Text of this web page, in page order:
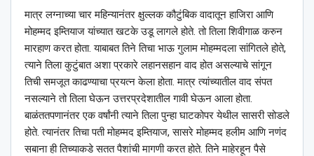
मात्र लग्नाच्या चार महिन्यानंतर क्षुल्लक कौटुंबिक वादातून हाजिरा आणि
मोहम्मद इम्तियाज यांच्यात खटके उडू लागले होते. तो तिला शिवीगाळ करुन
मारहाण करत होता. याबाबत तिने तिचा भाऊ गुलाम मोहम्मदला सांगितले होते,
त्याने तिला कुटुंबात अशा प्रकारे लहानसहान वाद होत असल्याचे सांगून
तिची समजूत काढण्याचा प्रयत्न केला होता. मात्र त्यांच्यातील वाद संपत
नसल्याने तो तिला घेऊन उत्तरप्रदेशातील गावी घेऊन आला होता.
बाळंततपणानंतर एक वर्षांनी त्याने तिला पुन्हा घाटकोपर येथील सासरी सोडले
होते. त्यानंतर तिचा पती मोहम्मद इम्तियाज, सासरे मोहम्मद हलीम आणि नणंद
सबाना ही तिच्याकडे सतत पैशांची मागणी करत होते. तिने माहेरहून पैसे